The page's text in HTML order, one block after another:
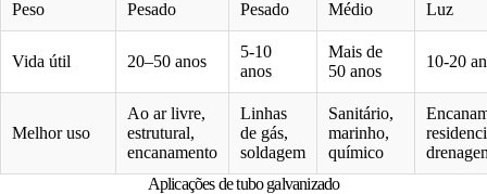
Peso Pesado Pesado Médio Luz
Vida útil 20–50 anos
5-10
anos
Mais de
50 anos
10-20
Melhor uso
Ao ar livre,
estrutural,
encanamento
Linhas
de gás,
soldagem
Sanitário,
marinho,
químico
Aplicações de tubo galvanizado